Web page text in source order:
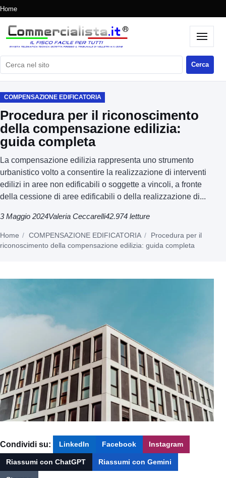
Home
Cerca nel sito Cerca
COMPENSAZIONE EDIFICATORIA
Procedura per il riconoscimento
della compensazione edilizia:
guida completa
La compensazione edilizia rappresenta uno strumento
urbanistico volto a consentire la realizzazione di interventi
edilizi in aree non edificabili o soggette a vincoli, a fronte
della cessione di aree edificabili o della realizzazione di...
3 Maggio 2024Valeria Ceccarelli42.974 letture
Home COMPENSAZIONE EDIFICATORIA
Procedura per il
riconoscimento della compensazione edilizia: guida completa
Condividi su: LinkedIn Facebook Instagram
Riassumi con ChatGPT Riassumi con Gemini